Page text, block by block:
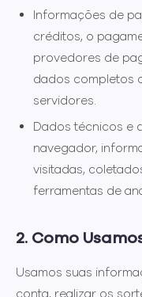
Informações de
créditos, o
provedores de
dados completos
servidores.
Dados técnicos e
navegador,
visitadas,
ferramentas de
2. Como
Usamos suas
conta, realizar os